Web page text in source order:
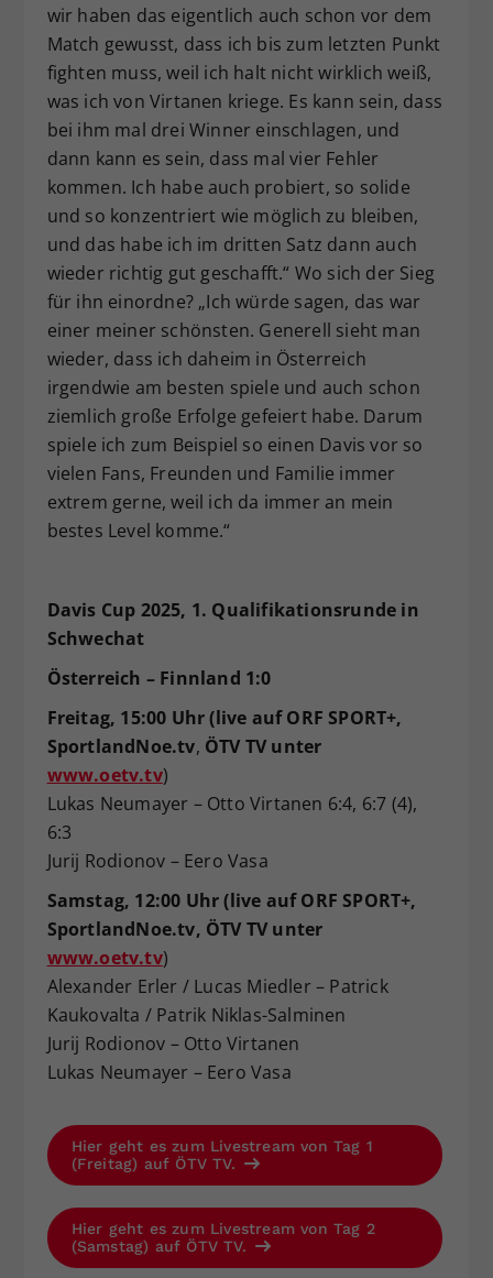
wir haben das eigentlich auch schon vor dem
Match gewusst, dass ich bis zum letzten Punkt
fighten muss, weil ich halt nicht wirklich weiß,
was ich von Virtanen kriege. Es kann sein, dass
bei ihm mal drei Winner einschlagen, und
dann kann es sein, dass mal vier Fehler
kommen. Ich habe auch probiert, so solide
und so konzentriert wie möglich zu bleiben,
und das habe ich im dritten Satz dann auch
wieder richtig gut geschafft.“ Wo sich der Sieg
für ihn einordne? „Ich würde sagen, das war
einer meiner schönsten. Generell sieht man
wieder, dass ich daheim in Österreich
irgendwie am besten spiele und auch schon
ziemlich große Erfolge gefeiert habe. Darum
spiele ich zum Beispiel so einen Davis vor so
vielen Fans, Freunden und Familie immer
extrem gerne, weil ich da immer an mein
bestes Level komme.“
Davis Cup 2025, 1. Qualifikationsrunde in
Schwechat
Österreich – Finnland 1:0
Freitag, 15:00 Uhr (live auf ORF SPORT+,
SportlandNoe.tv, ÖTV TV unter
www.oetv.tv)
Lukas Neumayer – Otto Virtanen 6:4, 6:7 (4),
6:3
Jurij Rodionov – Eero Vasa
Samstag, 12:00 Uhr (live auf ORF SPORT+,
SportlandNoe.tv, ÖTV TV unter
www.oetv.tv)
Alexander Erler / Lucas Miedler – Patrick
Kaukovalta / Patrik Niklas-Salminen
Jurij Rodionov – Otto Virtanen
Lukas Neumayer – Eero Vasa
Hier geht es zum Livestream von Tag 1
(Freitag) auf ÖTV TV.
Hier geht es zum Livestream von Tag 2
(Samstag) auf ÖTV TV.